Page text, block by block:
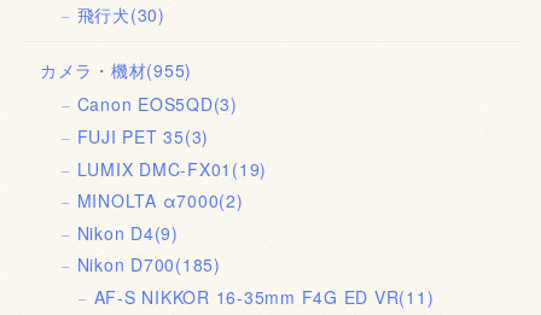
飛行犬(30)
カメラ・機材(955)
Canon EOS5QD(3)
FUJI PET 35(3)
LUMIX DMC-FX01 (19)
MINOLTA α7000(2)
Nikon D4(9)
Nikon D700(185)
AF-S NIKKOR 16-35mm F4G ED VR(11)